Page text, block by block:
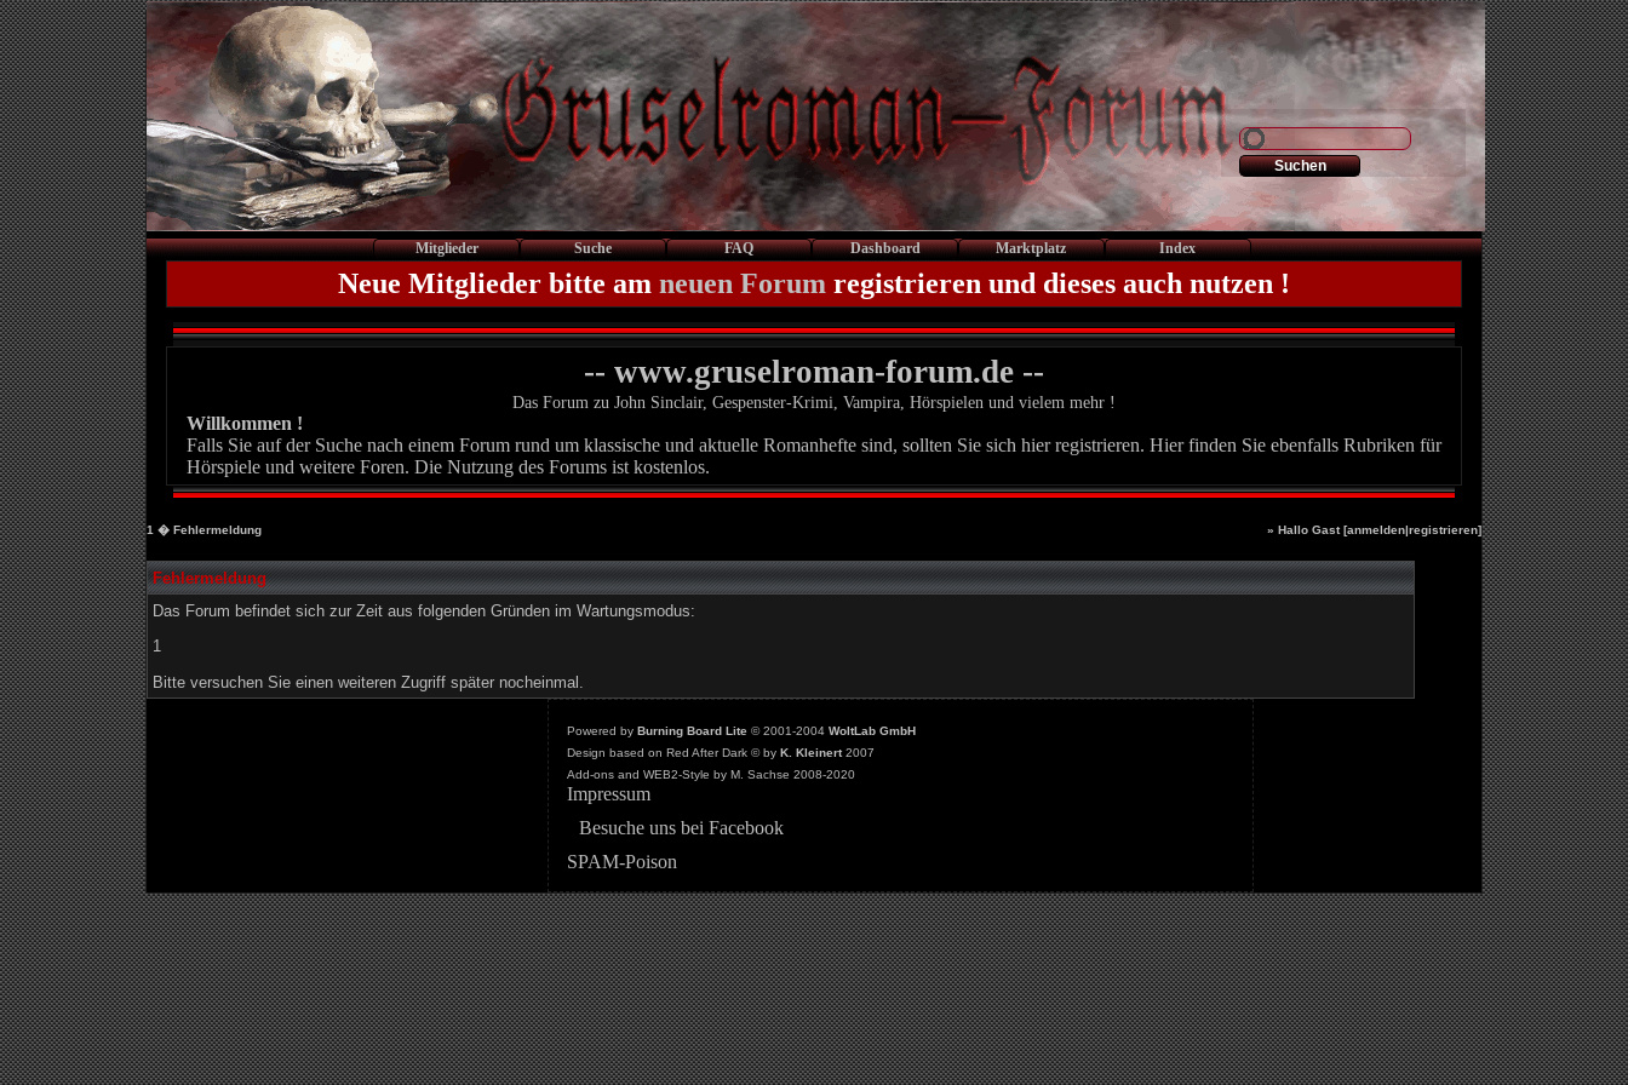
Mitglieder Suche FAQ Dashboard Marktplatz Index
Neue Mitglieder bitte am neuen Forum registrieren und dieses auch nutzen !
-- www.gruselroman-forum.de --
Das Forum zu John Sinclair, Gespenster-Krimi, Vampira, Hörspielen und vielem mehr !
Willkommen !
Falls Sie auf der Suche nach einem Forum rund um klassische und aktuelle Romanhefte sind, sollten Sie sich hier registrieren. Hier finden Sie ebenfalls Rubriken für
Hörspiele und weitere Foren. Die Nutzung des Forums ist kostenlos.
1 � Fehlermeldung » Hallo Gast [anmelden|registrieren]
Fehlermeldung
Das Forum befindet sich zur Zeit aus folgenden Gründen im Wartungsmodus:
1
Bitte versuchen Sie einen weiteren Zugriff später nocheinmal.
Powered by Burning Board Lite© 2001-2004 WoltLab GmbH
Design based on Red After Dark © by K. Kleinert2007
Add-ons and WEB2-Style by M. Sachse 2008-2020
Impressum
Besuche uns bei Facebook
SPAM-Poison